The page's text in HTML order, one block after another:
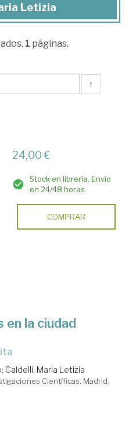
Letizia
1 páginas.
↑
24,00 €
Stock en librería. Envío
en 24/48 horas
COMPRAR
la ciudad
; Caldelli, Maria Letizia
Científicas. Madrid,